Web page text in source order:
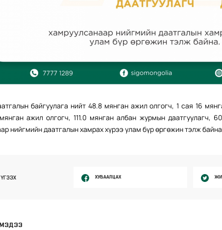
байгуулага нийт 48.8 мянган ажил олгогч, 1 сая 16
ажил олгогч, 111.0 мянган албан журмын даатгуулагч,
нийгмийн даатгалын хамрах хүрээ улам бүр өргөжин тэлж
ХУВААЛЦАХ